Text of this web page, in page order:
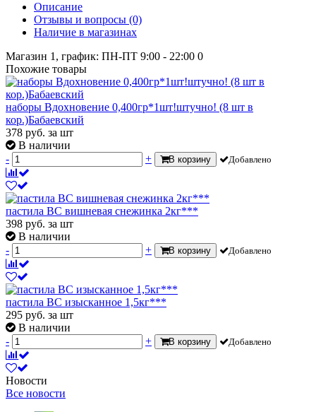
Описание
Отзывы и вопросы (0)
Наличие в магазинах
Магазин 1, график: ПН-ПТ 9:00 - 22:00 0
Похожие товары
наборы Вдохновение 0,400гр*1шт!штучно! (8 шт в
кор.)Бабаевский
378 руб. за шт
В наличии
-
+ В корзину Добавлено
пастила ВС вишневая снежинка 2кг***
398 руб. за шт
В наличии
-
+ В корзину Добавлено
пастила ВС изысканное 1,5кг***
295 руб. за шт
В наличии
-
+ В корзину Добавлено
Новости
Все новости